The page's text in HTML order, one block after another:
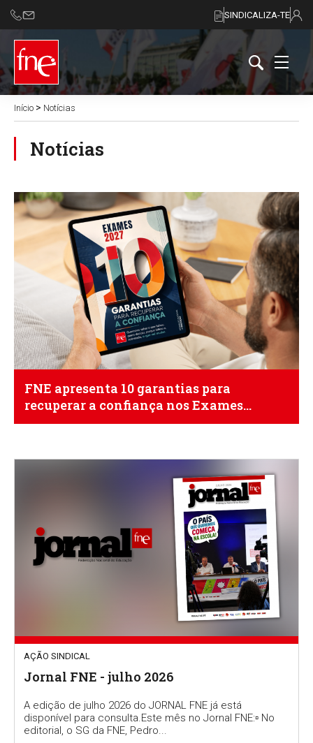
SINDICALIZA-TE
Início > Notícias
Notícias
FNE apresenta 10 garantias para
recuperar a confiança nos Exames
Nacionais de 2027
AÇÃO SINDICAL
Jornal FNE - julho 2026
A edição de julho 2026 do JORNAL FNE já está
disponível para consulta.Este mês no Jornal FNE:▫️ No
editorial, o SG da FNE, Pedro...